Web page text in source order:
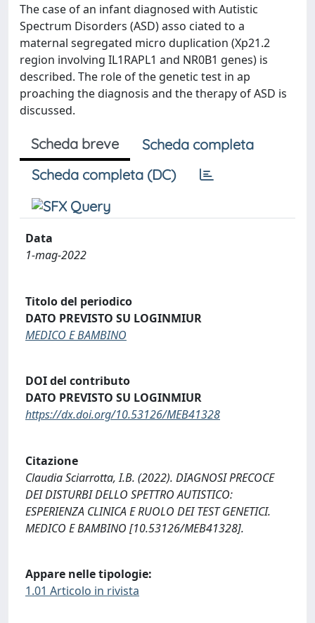
The case of an infant diagnosed with Autistic
Spectrum Disorders (ASD) asso ciated to a
maternal segregated micro duplication (Xp21.2
region involving IL1RAPL1 and NR0B1 genes) is
described. The role of the genetic test in ap
proaching the diagnosis and the therapy of ASD is
discussed.
Scheda breve
Scheda completa
Scheda completa (DC)
Data
1-mag-2022
Titolo del periodico
DATO PREVISTO SU LOGINMIUR
MEDICO E BAMBINO
DOI del contributo
DATO PREVISTO SU LOGINMIUR
https://dx.doi.org/10.53126/MEB41328
Citazione
Claudia Sciarrotta, I.B. (2022). DIAGNOSI PRECOCE
DEI DISTURBI DELLO SPETTRO AUTISTICO:
ESPERIENZA CLINICA E RUOLO DEI TEST GENETICI.
MEDICO E BAMBINO [10.53126/MEB41328].
Appare nelle tipologie:
1.01 Articolo in rivista